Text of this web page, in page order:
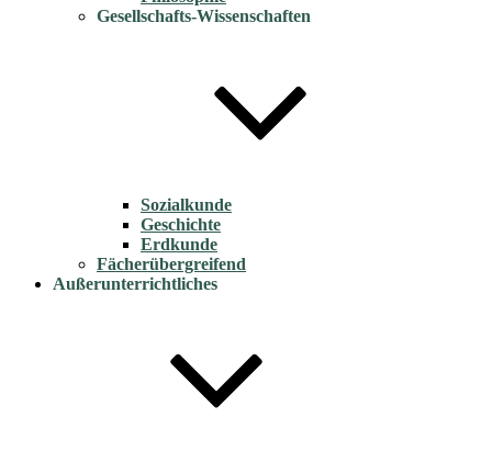
Gesellschafts-Wissenschaften
Sozialkunde
Geschichte
Erdkunde
Fächerübergreifend
Außerunterrichtliches